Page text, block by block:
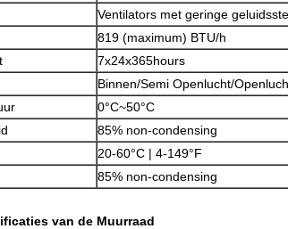
Ventilators met geringe
819 (maximum) BTU/h
7x24x365hours
Binnen/Semi Openlucht/
0°C~50°C
85% non-condensing
20-60°C | 4-149°F
85% non-condensing
van de Muurraad